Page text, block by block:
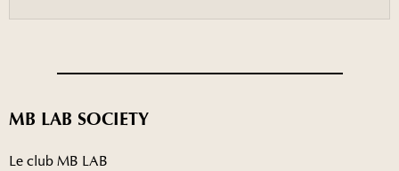
MB LAB SOCIETY
Le club MB LAB